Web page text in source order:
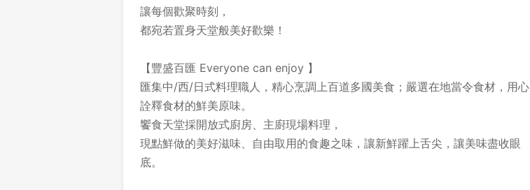
讓每個歡聚時刻，
都宛若置身天堂般美好歡樂！
【豐盛百匯 Everyone can enjoy 】
匯集中/西/日式料理職人，精心烹調上百道多國美食；嚴選在地當令食材，用心
詮釋食材的鮮美原味。
饗食天堂採開放式廚房、主廚現場料理，
現點鮮做的美好滋味、自由取用的食趣之味，讓新鮮躍上舌尖，讓美味盡收眼
底。